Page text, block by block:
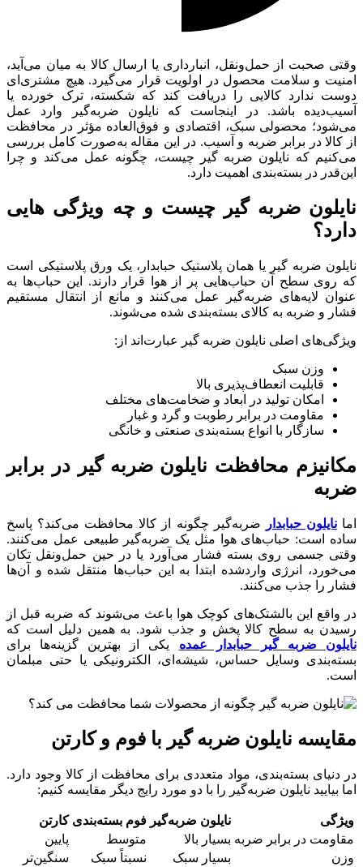
وقتی صحبت از حمل‌ونقل، انبارداری یا ارسال کالا به میان می‌آید،
امنیت و سلامت محصول در اولویت قرار می‌گیرد. هیچ مشتری‌ای
دوست ندارد کالایی را دریافت کند که شکسته، ترک خورده یا
آسیب‌دیده باشد. در اینجاست که نایلون ضربه‌گیر وارد عمل
می‌شود؛ محصولی سبک، اقتصادی و فوق‌العاده مؤثر در محافظت
از کالا در برابر ضربه و آسیب. در این مقاله به‌صورت کامل بررسی
می‌کنیم که نایلون ضربه گیر چیست، چگونه عمل می‌کند و چرا
این‌قدر در بسته‌بندی اهمیت دارد.
نایلون ضربه گیر چیست و چه ویژگی‌ هایی
دارد؟
نایلون ضربه گیر یا همان پلاستیک حبابدار، یک ورق پلاستیکی است
که روی سطح آن حباب‌هایی پر از هوا قرار دارند. این حباب‌ها به
عنوان لایه‌های ضربه‌گیر عمل می‌کنند و مانع از انتقال مستقیم
فشار و ضربه به کالای بسته‌بندی شده می‌شوند.
ویژگی‌های اصلی نایلون ضربه گیر عبارت‌اند از:
وزن سبک
قابلیت انعطاف‌پذیری بالا
امکان تولید در ابعاد و ضخامت‌های مختلف
مقاومت در برابر رطوبت و گرد و غبار
سازگار با انواع بسته‌بندی صنعتی و خانگی
مکانیزم محافظت نایلون ضربه گیر در برابر
ضربه
امانایلون حبابدار
ضربه‌گیر چگونه از کالا محافظت می‌کند؟ پاسخ
ساده است: حباب‌های هوا مثل یک ضربه‌گیر طبیعی عمل می‌کنند.
وقتی جسمی روی بسته فشار می‌آورد یا در حین حمل‌ونقل تکان
می‌خورد، انرژی واردشده ابتدا به این حباب‌ها منتقل شده و آن‌ها
فشار را جذب می‌کنند.
در واقع این بالشتک‌های کوچک هوا باعث می‌شوند که ضربه قبل از
رسیدن به سطح کالا پخش و جذب شود. به همین دلیل است که
نایلون ضربه گیر حبابدار عمده یکی از بهترین گزینه‌ها برای
بسته‌بندی وسایل حساس، شیشه‌ای، الکترونیکی یا حتی مبلمان
است.
مقایسه نایلون ضربه گیر با فوم و کارتن
در دنیای بسته‌بندی، مواد متعددی برای محافظت از کالا وجود دارد.
اما بیایید نایلون ضربه‌گیر را با دو مورد رایج دیگر مقایسه کنیم:
ویژگی نایلون ضربه‌گیر فوم بسته‌بندی کارتن
مقاومت در برابر ضربه بسیار بالا متوسط
پایین
وزن
بسیار سبک نسبتاً سبک
سنگین‌تر